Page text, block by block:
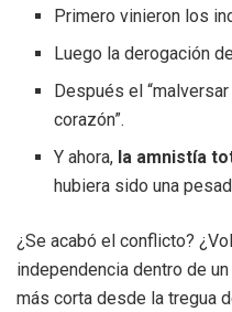
Primero vinieron los
Luego la derogación
Después el
corazón”.
Y ahora, la amnistía
hubiera sido una
¿Se acabó el conflicto?
independencia dentro de
más corta desde la tregua